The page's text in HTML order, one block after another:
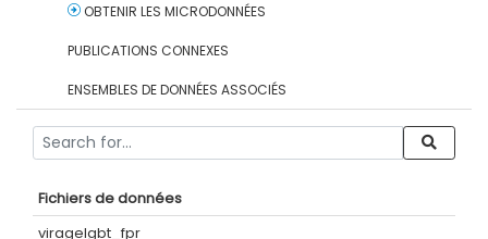
OBTENIR LES MICRODONNÉES
PUBLICATIONS CONNEXES
ENSEMBLES DE DONNÉES ASSOCIÉS
Fichiers de données
viragelgbt_fpr